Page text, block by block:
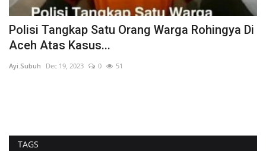
Polisi Tangkap Satu Orang Warga Rohingya Di
Aceh Atas Kasus...
Ayi.Subuh Dec 19, 2023 0 51
TAGS